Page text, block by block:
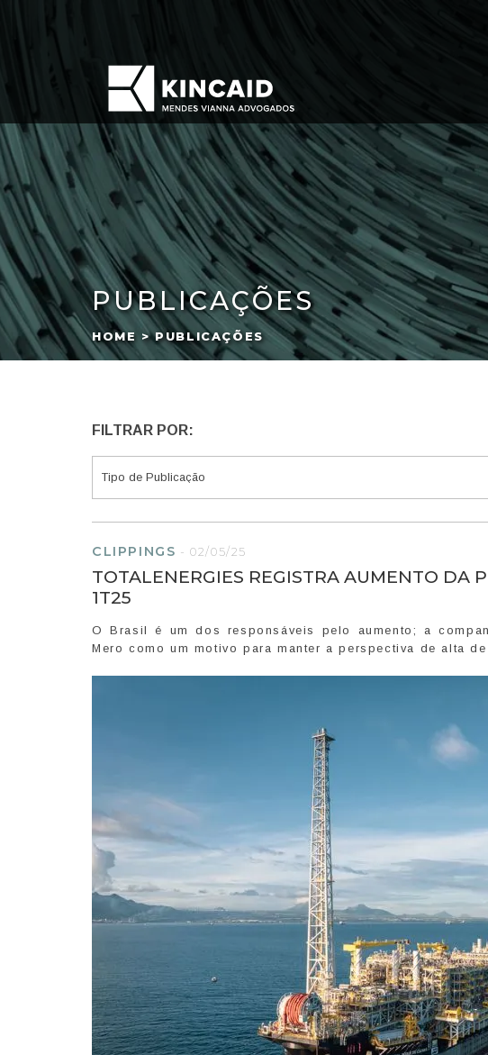
PUBLICAÇÕES
HOME > PUBLICAÇÕES
FILTRAR POR:
CLIPPINGS -02/05/25
TOTALENERGIES REGISTRA AUMENTO DA
1T25
O Brasil é um dos responsáveis pelo aumento; a
Mero como um motivo para manter a perspectiva de alta